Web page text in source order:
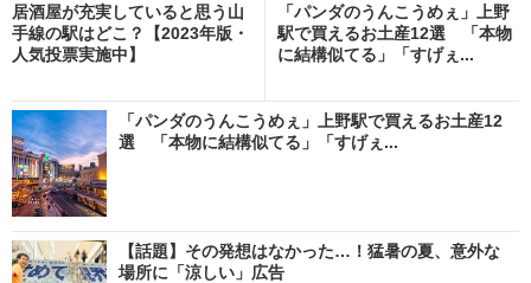
居酒屋が充実していると思う山
手線の駅はどこ？【2023年版・
人気投票実施中】
「パンダのうんこうめぇ」上野
駅で買えるお土産12選 「本物
に結構似てる」「すげぇ...
「パンダのうんこうめぇ」上野駅で買えるお土産12
選 「本物に結構似てる」「すげぇ...
【話題】その発想はなかった…！猛暑の夏、意外な
場所に「涼しい」広告